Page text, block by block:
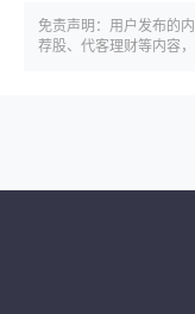
免责声明：用户发布的
荐股、代客理财等内容